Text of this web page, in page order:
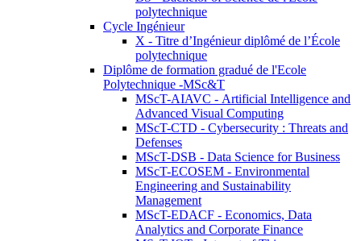
polytechnique
Cycle Ingénieur
X - Titre d’Ingénieur diplômé de l’École
polytechnique
Diplôme de formation gradué de l'Ecole
Polytechnique -MSc&T
MScT-AIAVC - Artificial Intelligence and
Advanced Visual Computing
MScT-CTD - Cybersecurity : Threats and
Defenses
MScT-DSB - Data Science for Business
MScT-ECOSEM - Environmental
Engineering and Sustainability
Management
MScT-EDACF - Economics, Data
Analytics and Corporate Finance